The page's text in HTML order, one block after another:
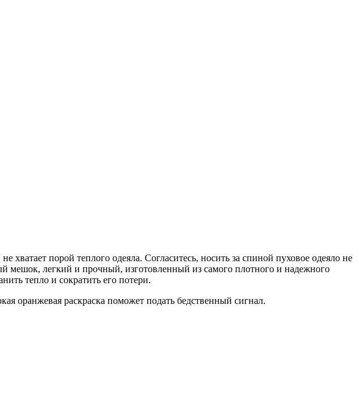
хватает порой теплого одеяла. Согласитесь, носить за спиной пуховое одеяло не
мешок, легкий и прочный, изготовленный из самого плотного и надежного
тепло и сократить его потери.
оранжевая раскраска поможет подать бедственный сигнал.